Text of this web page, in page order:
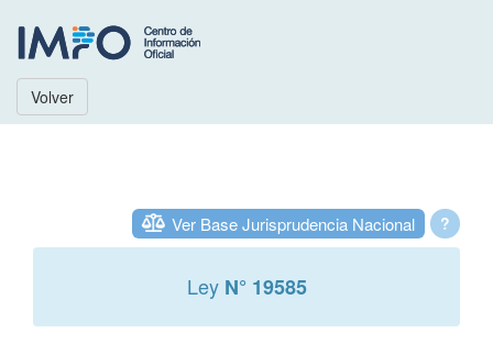
Volver
?
Ver Base Jurisprudencia Nacional
Ley N° 19585